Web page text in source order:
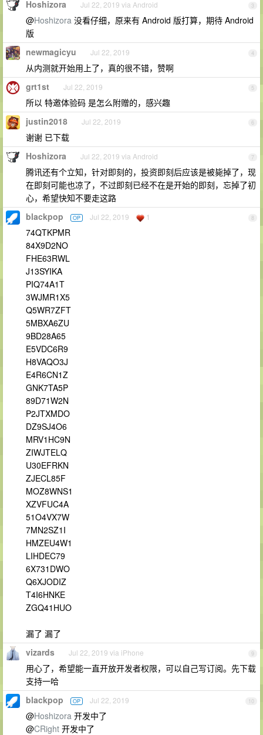
3
Hoshizora Jul 22, 2019 via Android
@Hoshizora 没看仔细，原来有 Android 版打算，期待 Android
版
4
newmagicyu Jul 22, 2019
从内测就开始用上了，真的很不错，赞啊
5
grt1st Jul 22, 2019
所以 特邀体验码 是怎么附赠的，感兴趣
6
justin2018 Jul 22, 2019
谢谢 已下载
7
Hoshizora Jul 22, 2019 via Android
腾讯还有个立知，针对即刻的，投资即刻后应该是被毙掉了，现
在即刻可能也凉了，不过即刻已经不在是开始的即刻，忘掉了初
心，希望快知不要走这路
8
blackpop OP Jul 22, 2019 1
74QTKPMR
84X9D2NO
FHE63RWL
J13SYIKA
PIQ74A1T
3WJMR1X5
Q5WR7ZFT
5MBXA6ZU
9BD28A65
E5VDC6R9
H8VAQO3J
E4R6CN1Z
GNK7TA5P
89D71W2N
P2JTXMDO
DZ9SJ4O6
MRV1HC9N
ZIWJTELQ
U30EFRKN
ZJECL85F
MOZ8WNS1
XZVFUC4A
51O4VX7W
7MN2SZ1I
HMZEU4W1
LIHDEC79
6X731DWO
Q6XJODIZ
T4I6HNKE
ZGQ41HUO
漏了 漏了
9
vizards Jul 22, 2019 via iPhone
用心了，希望能一直开放开发者权限，可以自己写订阅。先下载
支持一哈
10
blackpop OP Jul 22, 2019
@Hoshizora 开发中了
@CRight 开发中了